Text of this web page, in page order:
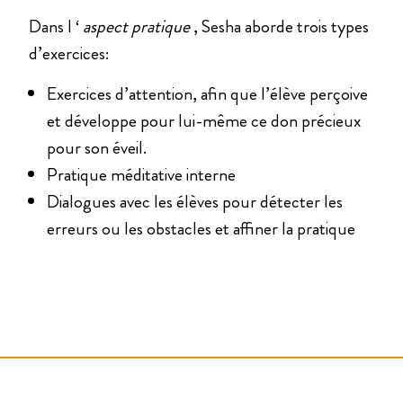
Dans l ‘aspect pratique, Sesha aborde trois types
d’exercices:
Exercices d’attention, afin que l’élève perçoive
et développe pour lui-même ce don précieux
pour son éveil.
Pratique méditative interne
Dialogues avec les élèves pour détecter les
erreurs ou les obstacles et affiner la pratique